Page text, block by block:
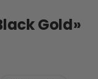
Gold»